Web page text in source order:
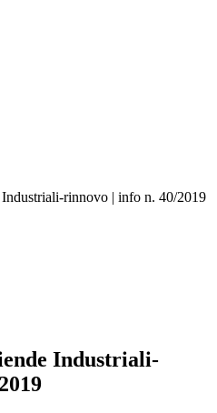
rinnovo | info n. 40/2019
Industriali-